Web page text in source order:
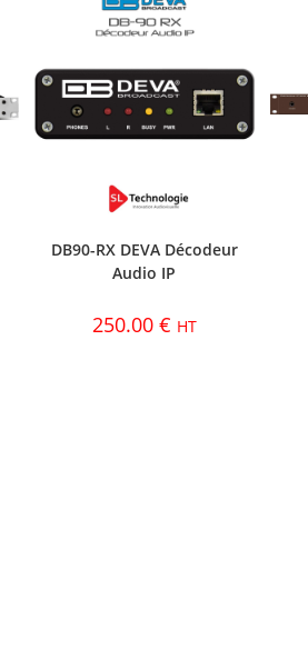
DB90-RX DEVA Décodeur
Audio IP
250.00 € HT